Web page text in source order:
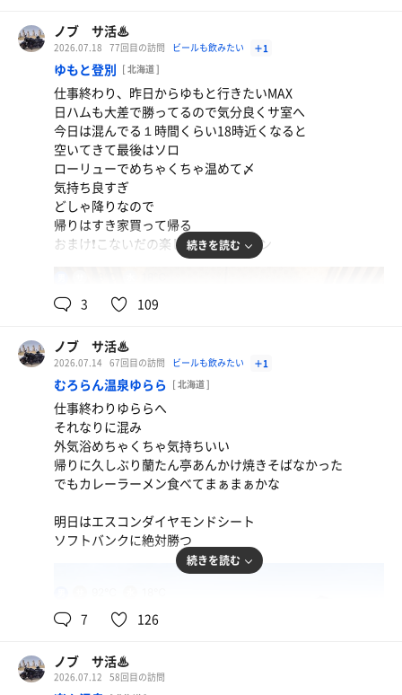
アサヒスーパードライ
ちくわカイワレシソ梅干し旨
水
ノブ サ活♨
2026.07.18 77回目の訪問 ビールも飲みたい ＋1
ゆもと登別 [ 北海道 ]
仕事終わり、昨日からゆもと行きたいMAX
日ハムも大差で勝ってるので気分良くサ室へ
今日は混んでる１時間くらい18時近くなると
空いてきて最後はソロ
ローリューでめちゃくちゃ温めて〆
気持ち良すぎ
どしゃ降りなので
帰りはすき家買って帰る
おまけ❗こないだの楽しかったエスコン
続きを読む
3 109
ノブ サ活♨
2026.07.14 67回目の訪問 ビールも飲みたい ＋1
むろらん温泉ゆらら [ 北海道 ]
仕事終わりゆららへ
それなりに混み
外気浴めちゃくちゃ気持ちいい
帰りに久しぶり蘭たん亭あんかけ焼きそばなかった
でもカレーラーメン食べてまぁまぁかな
明日はエスコンダイヤモンドシート
ソフトバンクに絶対勝つ
続きを読む
7 126
ノブ サ活♨
2026.07.12 58回目の訪問